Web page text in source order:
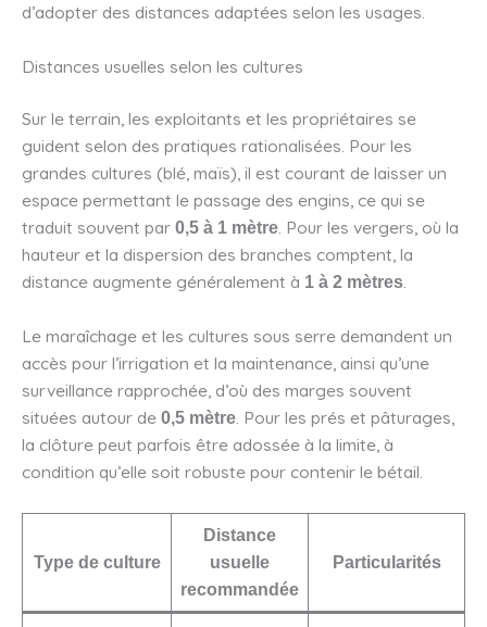
d’adopter des distances adaptées selon les usages.
Distances usuelles selon les cultures
Sur le terrain, les exploitants et les propriétaires se
guident selon des pratiques rationalisées. Pour les
grandes cultures (blé, maïs), il est courant de laisser un
espace permettant le passage des engins, ce qui se
traduit souvent par 0,5 à 1 mètre. Pour les vergers, où la
hauteur et la dispersion des branches comptent, la
distance augmente généralement à 1 à 2 mètres.
Le maraîchage et les cultures sous serre demandent un
accès pour l’irrigation et la maintenance, ainsi qu’une
surveillance rapprochée, d’où des marges souvent
situées autour de 0,5 mètre. Pour les prés et pâturages,
la clôture peut parfois être adossée à la limite, à
condition qu’elle soit robuste pour contenir le bétail.
Type de culture
Distance
usuelle
recommandée
Particularités